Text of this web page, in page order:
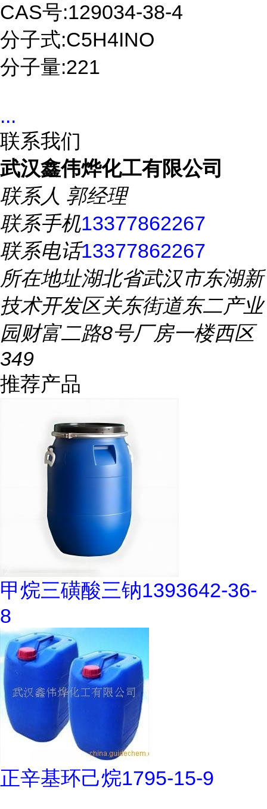
CAS号:129034-38-4
分子式:C5H4INO
分子量:221
...
联系我们
武汉鑫伟烨化工有限公司
联系人 郭经理
联系手机13377862267
联系电话13377862267
所在地址湖北省武汉市东湖新
技术开发区关东街道东二产业
园财富二路8号厂房一楼西区
349
推荐产品
甲烷三磺酸三钠1393642-36-
8
正辛基环己烷1795-15-9